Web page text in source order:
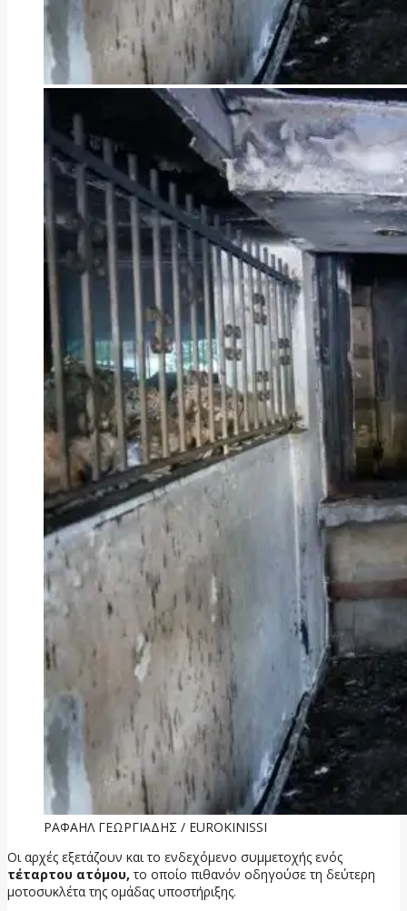
ΡΑΦΑΗΛ ΓΕΩΡΓΙΑΔΗΣ / EUROKINISSI
Οι αρχές εξετάζουν και το ενδεχόμενο συμμετοχής ενός
τέταρτου ατόμου, το οποίο πιθανόν οδηγούσε τη δεύτερη
μοτοσυκλέτα της ομάδας υποστήριξης.